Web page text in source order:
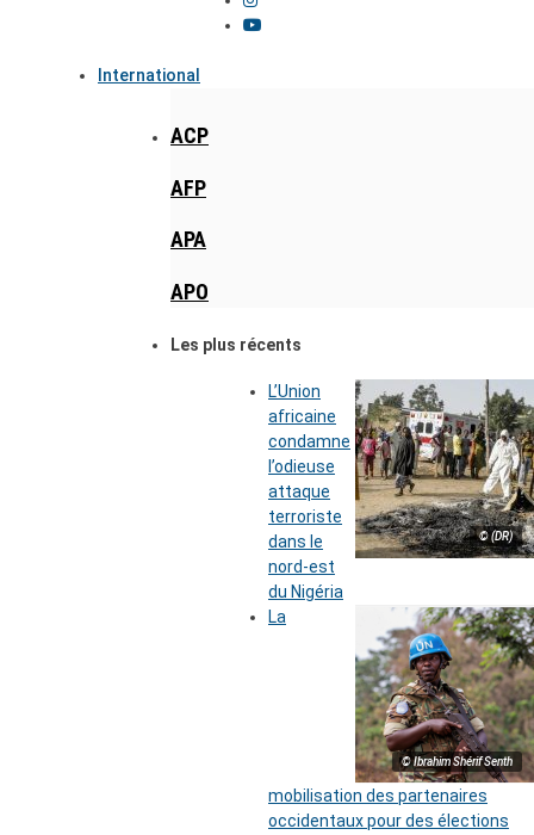
International
ACP
AFP
APA
APO
Les plus récents
© (DR)
L’Union
africaine
condamne
l’odieuse
attaque
terroriste
dans le
nord-est
du Nigéria
© Ibrahim Shérif Senth
La
mobilisation des partenaires
occidentaux pour des élections